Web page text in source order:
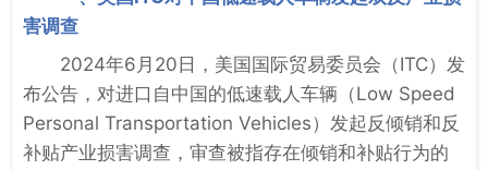
害调查
2024年6月20日，美国国际贸易委员会（ITC）发
布公告，对进口自中国的低速载人车辆（Low Speed
Personal Transportation Vehicles）发起反倾销和反
补贴产业损害调查，审查被指存在倾销和补贴行为的